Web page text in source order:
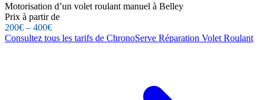
Motorisation d’un volet roulant manuel à Belley
Prix à partir de
200€ – 400€
Consultez tous les tarifs de ChronoServe Réparation Volet Roulant